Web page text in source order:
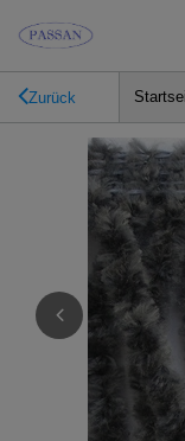
Zurück